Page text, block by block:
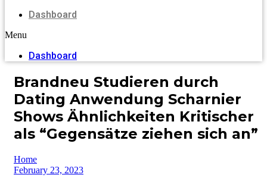
Dashboard
Menu
Dashboard
Brandneu Studieren durch
Dating Anwendung Scharnier
Shows Ähnlichkeiten Kritischer
als “Gegensätze ziehen sich an”
Home
February 23, 2023